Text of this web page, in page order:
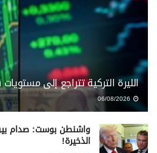
الليرة التركية تتراجع إلى
06/08/2026
واشنطن بوست: صدام
الذخيرة!